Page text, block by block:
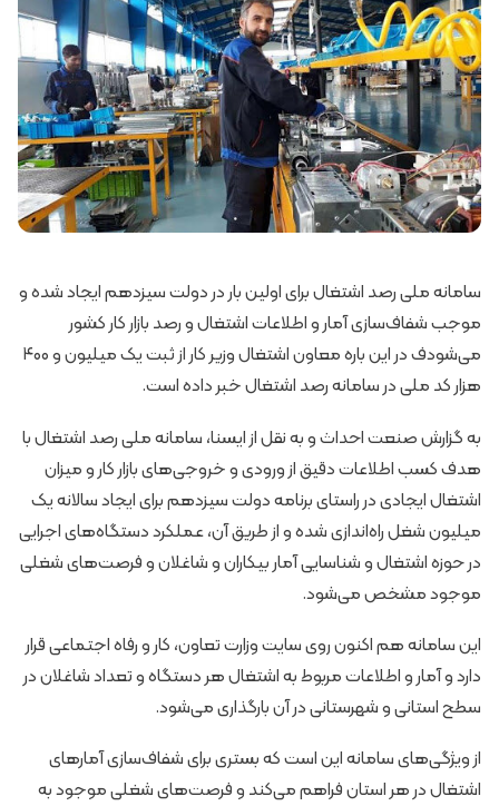
سامانه ملی رصد اشتغال برای اولین بار در دولت سیزدهم ایجاد شده و
موجب شفاف‌سازی آمار و اطلاعات اشتغال و رصد بازار کار کشور
می‌شودف در این باره معاون اشتغال وزیر کار از ثبت یک‌ میلیون و ۴۰۰
هزار کد ملی در سامانه رصد اشتغال خبر داده است.
به گزارش صنعت احداث و به نقل از ایسنا، سامانه ملی رصد اشتغال با
هدف کسب اطلاعات دقیق از ورودی و خروجی‌های بازار کار و میزان
اشتغال ایجادی در راستای برنامه دولت سیزدهم برای ایجاد سالانه یک
میلیون شغل راه‌اندازی شده و از طریق آن، عملکرد دستگاه‌های اجرایی
در حوزه اشتغال و شناسایی آمار بیکاران و شاغلان و فرصت‌های شغلی
موجود مشخص می‌شود.
این سامانه هم اکنون روی سایت وزارت تعاون، کار و رفاه اجتماعی قرار
دارد و آمار و اطلاعات مربوط به اشتغال هر دستگاه و تعداد شاغلان در
سطح استانی و شهرستانی در آن بارگذاری می‌شود.
از ویژگی‌های سامانه این است که بستری برای شفاف‌سازی آمارهای
اشتغال در هر استان فراهم می‌کند و فرصت‌های شغلی موجود به